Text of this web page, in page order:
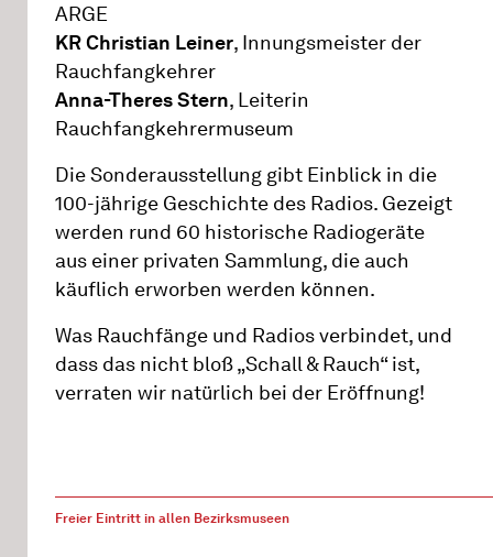
ARGE
KR Christian Leiner, Innungsmeister der
Rauchfangkehrer
Anna-Theres Stern, Leiterin
Rauchfangkehrermuseum
Die Sonderausstellung gibt Einblick in die
100-jährige Geschichte des Radios. Gezeigt
werden rund 60 historische Radiogeräte
aus einer privaten Sammlung, die auch
käuflich erworben werden können.
Was Rauchfänge und Radios verbindet, und
dass das nicht bloß „Schall & Rauch“ ist,
verraten wir natürlich bei der Eröffnung!
Freier Eintritt in allen Bezirksmuseen